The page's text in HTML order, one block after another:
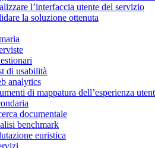
l’interfaccia utente del servizio
la soluzione ottenuta
di usabilità
analytics
di mappatura dell’esperienza
documentale
benchmark
euristica